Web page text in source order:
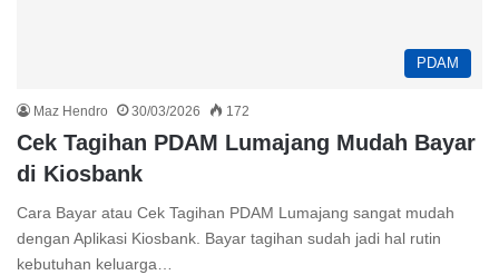
PDAM
Maz Hendro 30/03/2026 172
Cek Tagihan PDAM Lumajang Mudah Bayar
di Kiosbank
Cara Bayar atau Cek Tagihan PDAM Lumajang sangat mudah
dengan Aplikasi Kiosbank. Bayar tagihan sudah jadi hal rutin
kebutuhan keluarga…